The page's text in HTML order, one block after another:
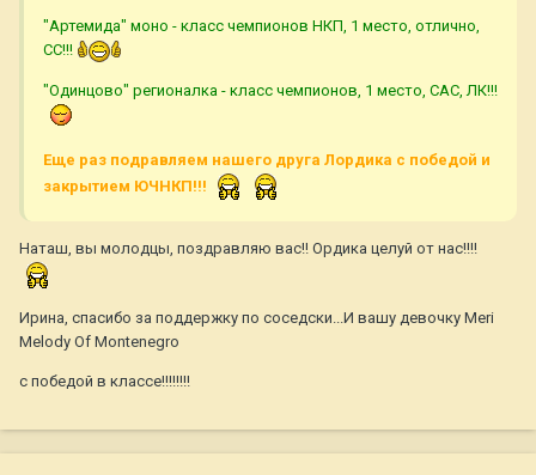
"Артемида" моно - класс чемпионов НКП, 1 место, отлично,
СС!!!
"Одинцово" регионалка - класс чемпионов, 1 место, САС, ЛК!!!
Еще раз подравляем нашего друга Лордика с победой и
закрытием ЮЧНКП!!!
Наташ, вы молодцы, поздравляю вас!! Ордика целуй от нас!!!!
Ирина, спасибо за поддержку по соседски...И вашу девочку Meri
Melody Of Montenegro
с победой в классе!!!!!!!!